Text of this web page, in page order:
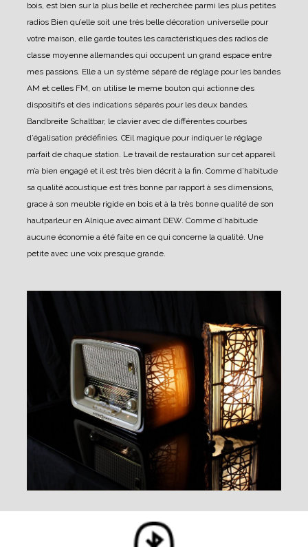
bois, est bien sur la plus belle et recherchée parmi les plus petites
radios Bien qu’elle soit une très belle décoration universelle pour
votre maison, elle garde toutes les caractéristiques des radios de
classe moyenne allemandes qui occupent un grand espace entre
mes passions. Elle a un système séparé de réglage pour les bandes
AM et celles FM, on utilise le meme bouton qui actionne des
dispositifs et des indications séparés pour les deux bandes.
Bandbreite Schaltbar, le clavier avec de différentes courbes
d’égalisation prédéfinies. Œil magique pour indiquer le réglage
parfait de chaque station. Le travail de restauration sur cet appareil
m’a bien engagé et il est très bien décrit à la fin. Comme d’habitude
sa qualité acoustique est très bonne par rapport à ses dimensions,
grace à son meuble rigide en bois et à la très bonne qualité de son
hautparleur en Alnique avec aimant DEW. Comme d’habitude
aucune économie a été faite en ce qui concerne la qualité. Une
petite avec une voix presque grande.